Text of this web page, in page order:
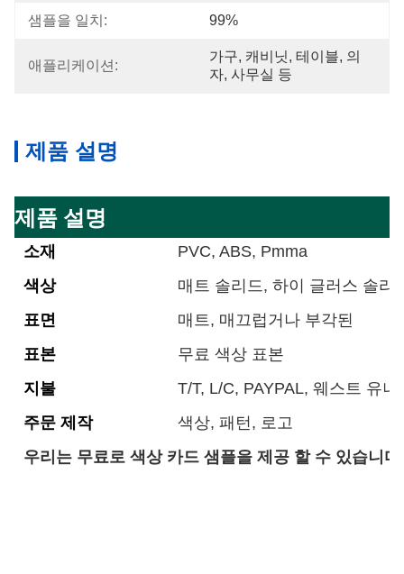
샘플을 일치: 99%
애플리케이션:
가구, 캐비닛, 테이블, 의
자, 사무실 등
제품 설명
제품 설명
소재
PVC, ABS, Pmma
색상
매트 솔리드, 하이 글러스 솔리
표면
매트, 매끄럽거나 부각된
표본
무료 색상 표본
지불
T/T, L/C, PAYPAL, 웨스트 유니
주문 제작
색상, 패턴, 로고
우리는 무료로 색상 카드 샘플을 제공 할 수 있습니